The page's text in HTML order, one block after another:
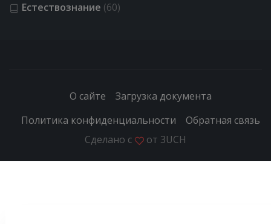
Естествознание (60)
О сайте
Загрузка документа
Политика конфиденциальности
Обратная связь
Сделано с
от 3UCH